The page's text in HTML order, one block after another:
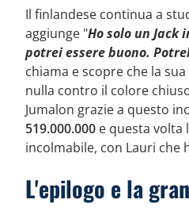
Il finlandese continua a
aggiunge "Ho solo un Jack
potrei essere buono.
chiama e scopre che la sua
nulla contro il colore
Jumalon grazie a questo
519.000.000 e questa volta
incolmabile, con Lauri che
L'epilogo e la